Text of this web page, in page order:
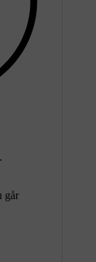
går